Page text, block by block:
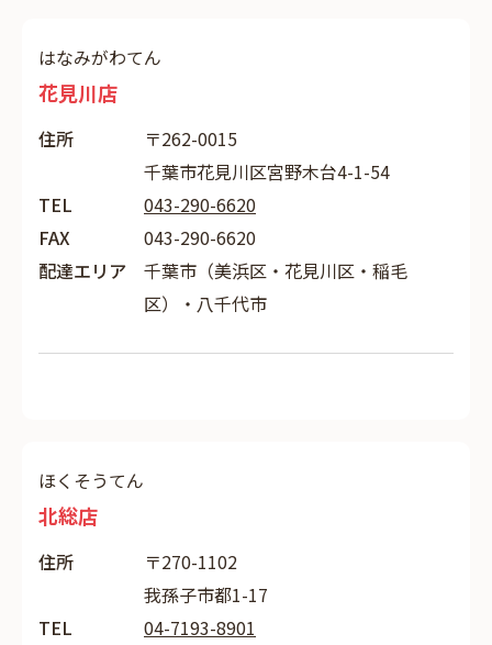
はなみがわてん
花見川店
住所
〒262-0015
千葉市花見川区宮野木台4-1-54
TEL
043-290-6620
FAX
043-290-6620
配達エリア
千葉市（美浜区・花見川区・稲毛
区）・八千代市
ほくそうてん
北総店
住所
〒270-1102
我孫子市都1-17
TEL
04-7193-8901